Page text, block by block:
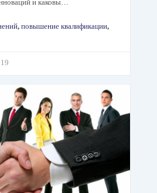
и каковы…
, повышение квалификации,
19